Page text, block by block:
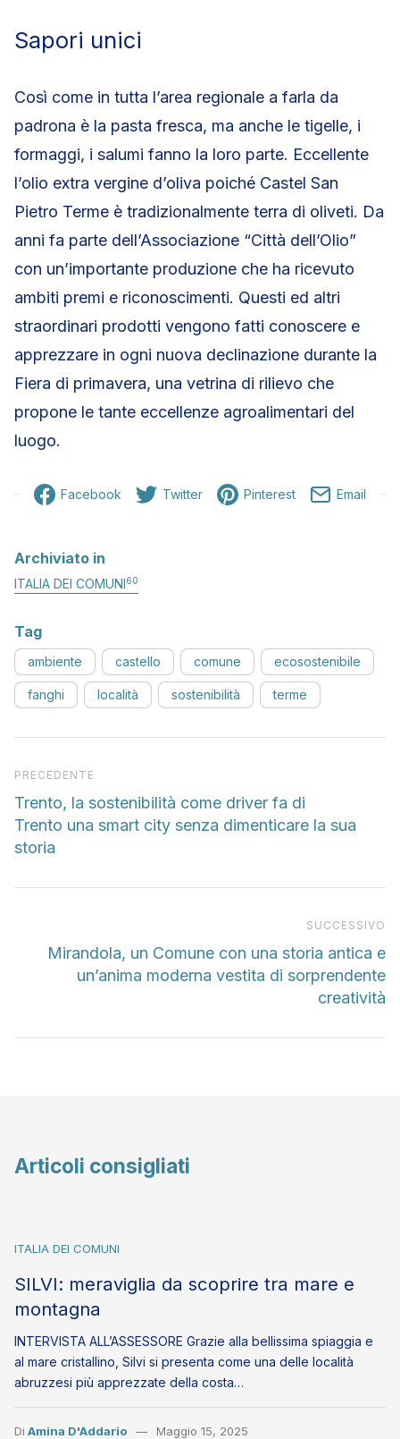
Sapori unici
Così come in tutta l’area regionale a farla da
padrona è la pasta fresca, ma anche le tigelle, i
formaggi, i salumi fanno la loro parte. Eccellente
l’olio extra vergine d’oliva poiché Castel San
Pietro Terme è tradizionalmente terra di oliveti. Da
anni fa parte dell’Associazione “Città dell’Olio”
con un’importante produzione che ha ricevuto
ambiti premi e riconoscimenti. Questi ed altri
straordinari prodotti vengono fatti conoscere e
apprezzare in ogni nuova declinazione durante la
Fiera di primavera, una vetrina di rilievo che
propone le tante eccellenze agroalimentari del
luogo.
Facebook Twitter Pinterest Email
Archiviato in
ITALIA DEI COMUNI60
Tag
ambiente castello comune ecosostenibile
fanghi località sostenibilità terme
Articolo precedente
PRECEDENTE
Trento, la sostenibilità come driver fa di
Trento una smart city senza dimenticare la sua
storia
SUCCESSIVO
Mirandola, un Comune con una storia antica e
un’anima moderna vestita di sorprendente
creatività
Articoli consigliati
ITALIA DEI COMUNI
SILVI: meraviglia da scoprire tra mare e
montagna
INTERVISTA ALL’ASSESSORE Grazie alla bellissima spiaggia e
al mare cristallino, Silvi si presenta come una delle località
abruzzesi più apprezzate della costa…
Di Amina D'Addario Maggio 15, 2025